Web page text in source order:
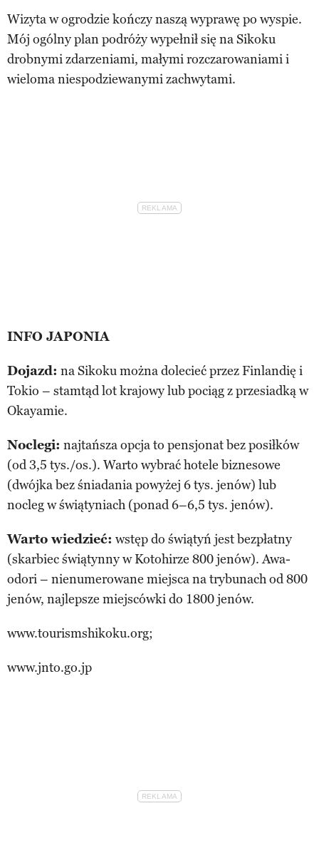
Wizyta w ogrodzie kończy naszą wyprawę po wyspie.
Mój ogólny plan podróży wypełnił się na Sikoku
drobnymi zdarzeniami, małymi rozczarowaniami i
wieloma niespodziewanymi zachwytami.
INFO JAPONIA
Dojazd: na Sikoku można dolecieć przez Finlandię i
Tokio – stamtąd lot krajowy lub pociąg z przesiadką w
Okayamie.
Noclegi: najtańsza opcja to pensjonat bez posiłków
(od 3,5 tys./os.). Warto wybrać hotele biznesowe
(dwójka bez śniadania powyżej 6 tys. jenów) lub
nocleg w świątyniach (ponad 6–6,5 tys. jenów).
Warto wiedzieć: wstęp do świątyń jest bezpłatny
(skarbiec świątynny w Kotohirze 800 jenów). Awa-
odori – nienumerowane miejsca na trybunach od 800
jenów, najlepsze miejscówki do 1800 jenów.
www.tourismshikoku.org;
www.jnto.go.jp